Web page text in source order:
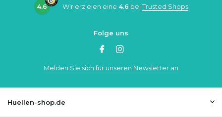
4.6 Wir erzielen eine 4.6 beiTrusted Shops
Folge uns
Melden Sie sich für unseren Newsletter an
Huellen-shop.de